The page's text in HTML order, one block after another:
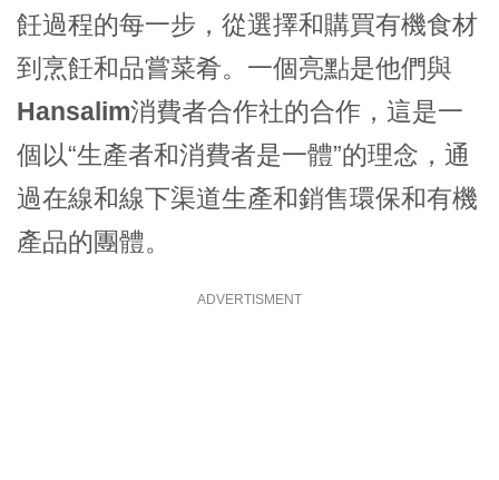
飪過程的每一步，從選擇和購買有機食材
到烹飪和品嘗菜肴。一個亮點是他們與
Hansalim消費者合作社的合作，這是一
個以“生產者和消費者是一體”的理念，通
過在線和線下渠道生產和銷售環保和有機
產品的團體。
ADVERTISMENT